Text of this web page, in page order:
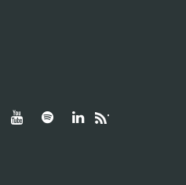
"